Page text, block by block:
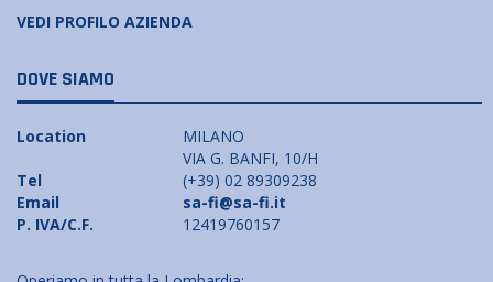
VEDI PROFILO AZIENDA
DOVE SIAMO
Location
MILANO
VIA G. BANFI, 10/H
Tel
(+39) 02 89309238
Email
sa-fi@sa-fi.it
P. IVA/C.F.
12419760157